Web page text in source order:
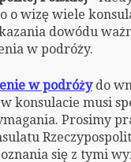
o wizę wiele
dowódu
w podróży.
w podróżydo
konsulacie musi
Prosimy
się z tymi